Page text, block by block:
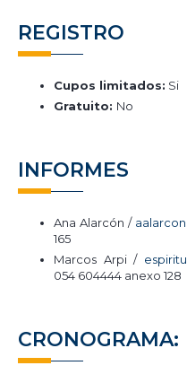
REGISTRO
Cupos limitados: Si
Gratuito: No
INFORMES
Ana Alarcón /
165
Marcos Arpi /
054 604444 anexo 128
CRONOGRAMA: